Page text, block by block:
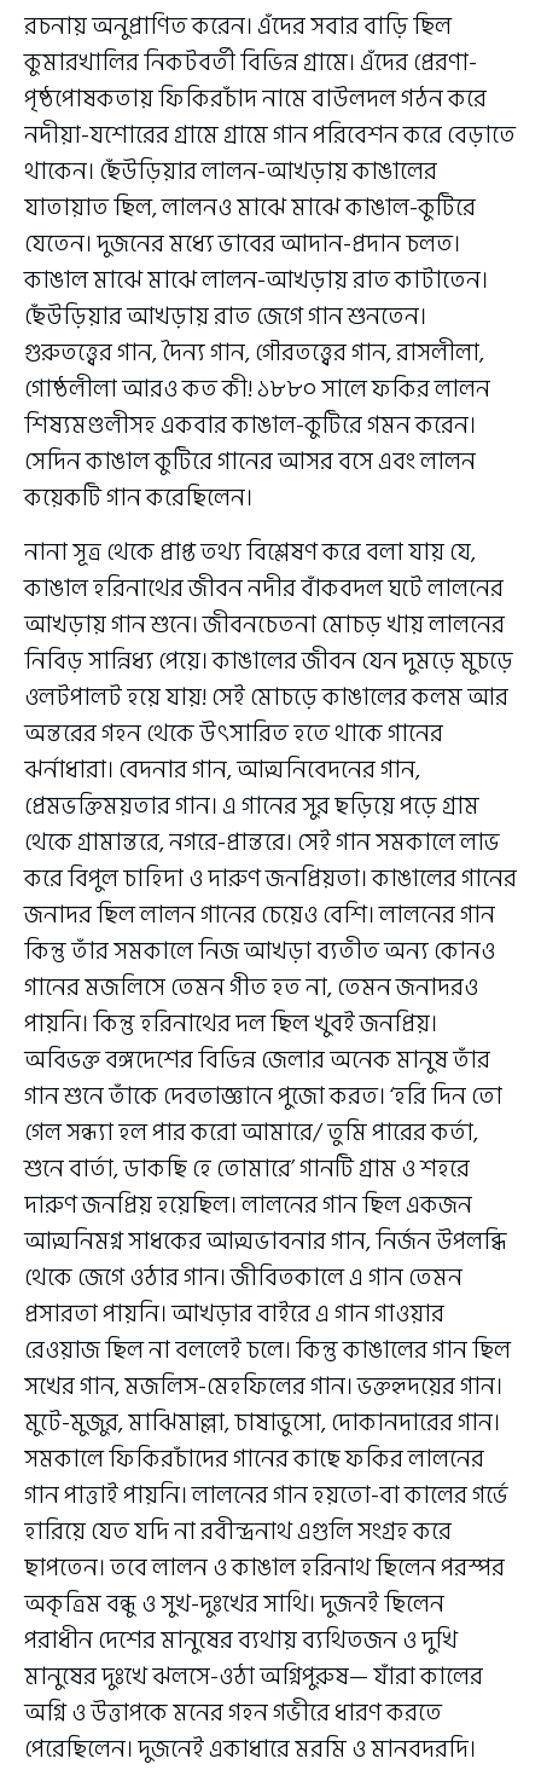
রচনায় অনুপ্রাণিত করেন। এঁদের সবার বাড়ি ছিল
কুমারখালির নিকটবর্তী বিভিন্ন গ্রামে। এঁদের প্রেরণা-
পৃষ্ঠপোষকতায় ফিকিরচাঁদ নামে বাউলদল গঠন করে
নদীয়া-যশোরের গ্রামে গ্রামে গান পরিবেশন করে বেড়াতে
থাকেন। ছেঁউড়িয়ার লালন-আখড়ায় কাঙালের
যাতায়াত ছিল, লালনও মাঝে মাঝে কাঙাল-কুটিরে
যেতেন। দুজনের মধ্যে ভাবের আদান-প্রদান চলত।
কাঙাল মাঝে মাঝে লালন-আখড়ায় রাত কাটাতেন।
ছেঁউড়িয়ার আখড়ায় রাত জেগে গান শুনতেন।
গুরুতত্ত্বের গান, দৈন্য গান, গৌরতত্ত্বের গান, রাসলীলা,
গোষ্ঠলীলা আরও কত কী! ১৮৮০ সালে ফকির লালন
শিষ্যমণ্ডলীসহ একবার কাঙাল-কুটিরে গমন করেন।
সেদিন কাঙাল কুটিরে গানের আসর বসে এবং লালন
কয়েকটি গান করেছিলেন।
নানা সূত্র থেকে প্রাপ্ত তথ্য বিশ্লেষণ করে বলা যায় যে,
কাঙাল হরিনাথের জীবন নদীর বাঁকবদল ঘটে লালনের
আখড়ায় গান শুনে। জীবনচেতনা মোচড় খায় লালনের
নিবিড় সান্নিধ্য পেয়ে। কাঙালের জীবন যেন দুমড়ে মুচড়ে
ওলটপালট হয়ে যায়! সেই মোচড়ে কাঙালের কলম আর
অন্তরের গহন থেকে উৎসারিত হতে থাকে গানের
ঝর্নাধারা। বেদনার গান, আত্মনিবেদনের গান,
প্রেমভক্তিময়তার গান। এ গানের সুর ছড়িয়ে পড়ে গ্রাম
থেকে গ্রামান্তরে, নগরে-প্রান্তরে। সেই গান সমকালে লাভ
করে বিপুল চাহিদা ও দারুণ জনপ্রিয়তা। কাঙালের গানের
জনাদর ছিল লালন গানের চেয়েও বেশি। লালনের গান
কিন্তু তাঁর সমকালে নিজ আখড়া ব্যতীত অন্য কোনও
গানের মজলিসে তেমন গীত হত না, তেমন জনাদরও
পায়নি। কিন্তু হরিনাথের দল ছিল খুবই জনপ্রিয়।
অবিভক্ত বঙ্গদেশের বিভিন্ন জেলার অনেক মানুষ তাঁর
গান শুনে তাঁকে দেবতাজ্ঞানে পুজো করত। ‘হরি দিন তো
গেল সন্ধ্যা হল পার করো আমারে/ তুমি পারের কর্তা,
শুনে বার্তা, ডাকছি হে তোমারে’ গানটি গ্রাম ও শহরে
দারুণ জনপ্রিয় হয়েছিল। লালনের গান ছিল একজন
আত্মনিমগ্ন সাধকের আত্মভাবনার গান, নির্জন উপলব্ধি
থেকে জেগে ওঠার গান। জীবিতকালে এ গান তেমন
প্রসারতা পায়নি। আখড়ার বাইরে এ গান গাওয়ার
রেওয়াজ ছিল না বললেই চলে। কিন্তু কাঙালের গান ছিল
সখের গান, মজলিস-মেহফিলের গান। ভক্তহৃদয়ের গান।
মুটে-মুজুর, মাঝিমাল্লা, চাষাভুসো, দোকানদারের গান।
সমকালে ফিকিরচাঁদের গানের কাছে ফকির লালনের
গান পাত্তাই পায়নি। লালনের গান হয়তো-বা কালের গর্ভে
হারিয়ে যেত যদি না রবীন্দ্রনাথ এগুলি সংগ্রহ করে
ছাপতেন। তবে লালন ও কাঙাল হরিনাথ ছিলেন পরস্পর
অকৃত্রিম বন্ধু ও সুখ-দুঃখের সাথি। দুজনই ছিলেন
পরাধীন দেশের মানুষের ব্যথায় ব্যথিতজন ও দুখি
মানুষের দুঃখে ঝলসে-ওঠা অগ্নিপুরুষ— যাঁরা কালের
অগ্নি ও উত্তাপকে মনের গহন গভীরে ধারণ করতে
পেরেছিলেন। দুজনেই একাধারে মরমি ও মানবদরদি।